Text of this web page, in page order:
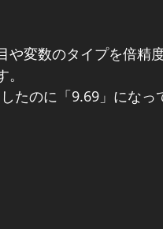
や変数のタイプを倍精
たのに「9.69」になっ